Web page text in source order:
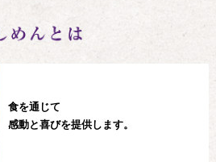
食を通じて
感動と喜びを提供します。